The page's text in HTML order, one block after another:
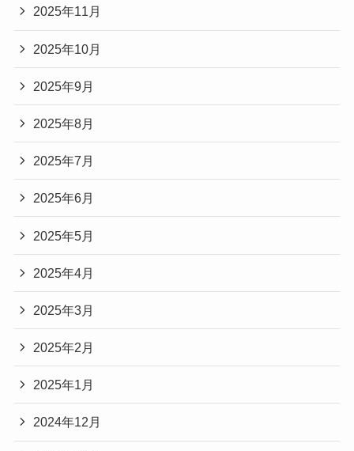
2025年11月
2025年10月
2025年9月
2025年8月
2025年7月
2025年6月
2025年5月
2025年4月
2025年3月
2025年2月
2025年1月
2024年12月